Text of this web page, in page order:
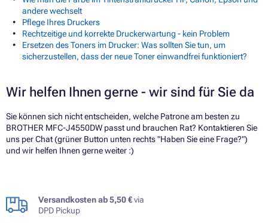
andere wechselt
Pflege Ihres Druckers
Rechtzeitige und korrekte Druckerwartung - kein Problem
Ersetzen des Toners im Drucker: Was sollten Sie tun, um
sicherzustellen, dass der neue Toner einwandfrei funktioniert?
Wir helfen Ihnen gerne - wir sind für Sie da
Sie können sich nicht entscheiden, welche Patrone am besten zu
BROTHER MFC-J4550DW passt und brauchen Rat? Kontaktieren Sie
uns per Chat (grüner Button unten rechts "Haben Sie eine Frage?")
und wir helfen Ihnen gerne weiter :)
Versandkosten ab 5,50 €via
DPD Pickup